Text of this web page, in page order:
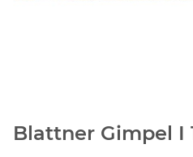
Blattner Gimpel I